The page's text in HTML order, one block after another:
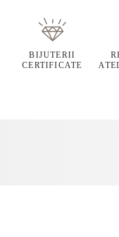
BIJUTERII
CERTIFICATE